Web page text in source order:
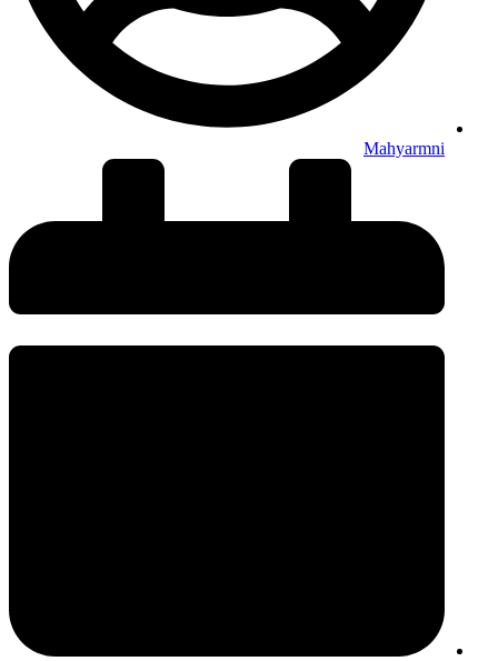
Mahyarmni